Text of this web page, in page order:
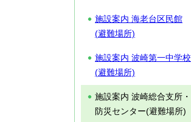
施設案内 海老台区民館
(避難場所)
施設案内 波崎第一中学校
(避難場所)
施設案内 波崎総合支所・
防災センター(避難場所)